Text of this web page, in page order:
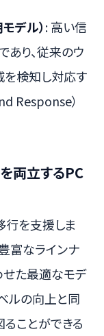
デル）: 高い信
り、従来のウ
を検知し対応す
Response）
両立するPC
行を支援しま
富なラインナ
た最適なモデ
ルの向上と同
ことができる